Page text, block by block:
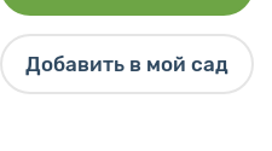
Добавить в мой сад